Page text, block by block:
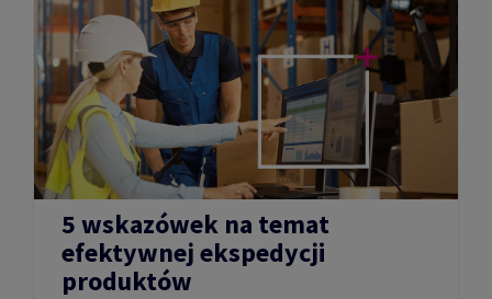
5 wskazówek na temat
efektywnej ekspedycji
produktów